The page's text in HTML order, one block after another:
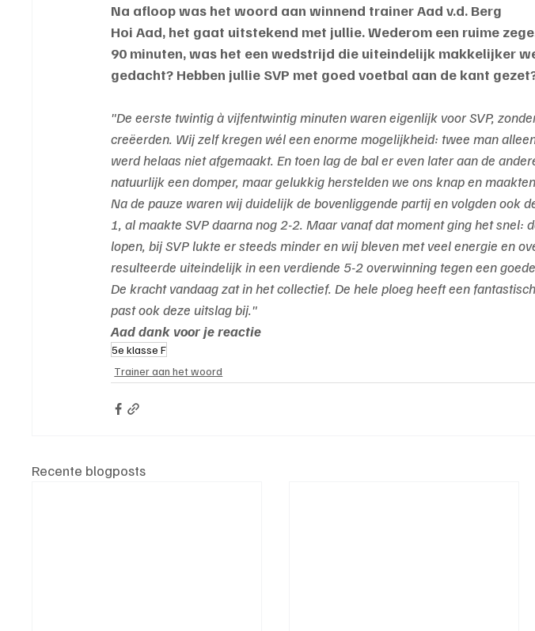
Na afloop was het woord aan winnend trainer Aad v.d. Berg
Hoi Aad, het gaat uitstekend met jullie. Wederom een ruime
90 minuten, was het een wedstrijd die uiteindelijk makkelijker
gedacht? Hebben jullie SVP met goed voetbal aan de kant
"De eerste twintig à vijfentwintig minuten waren eigenlijk voor SVP,
creëerden. Wij zelf kregen wél een enorme mogelijkheid: twee man
werd helaas niet afgemaakt. En toen lag de bal er even later aan de
natuurlijk een domper, maar gelukkig herstelden we ons knap en
Na de pauze waren wij duidelijk de bovenliggende partij en volgden ook
1, al maakte SVP daarna nog 2-2. Maar vanaf dat moment ging het snel:
lopen, bij SVP lukte er steeds minder en wij bleven met veel energie en
resulteerde uiteindelijk in een verdiende 5-2 overwinning tegen een
De kracht vandaag zat in het collectief. De hele ploeg heeft een
past ook deze uitslag bij."
Aad dank voor je reactie
5e klasse F
Trainer aan het woord
Recente blogposts